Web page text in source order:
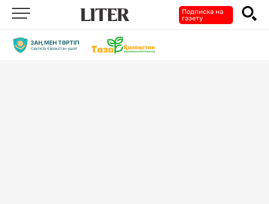
Подписка на
газету